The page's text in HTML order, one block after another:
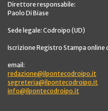
Direttore responsabile:
Paolo Di Biase
Sede legale: Codroipo (UD)
Iscrizione Registro Stampa online
email:
redazione@ilpontecodroipo.it
segreteria@ilpontecodroipo.it
info@ilpontecodroipo.it